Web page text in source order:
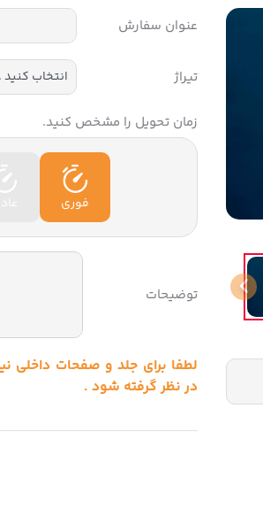
عنوان سفارش
تیراژ
زمان تحویل را مشخص کنید.
فوری
توضیحات
لطفا برای جلد و صفحات داخلی
در نظر گرفته شود .